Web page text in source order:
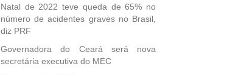
Natal de 2022 teve queda de 65% no
número de acidentes graves no Brasil,
diz PRF
Governadora do Ceará será nova
secretária executiva do MEC